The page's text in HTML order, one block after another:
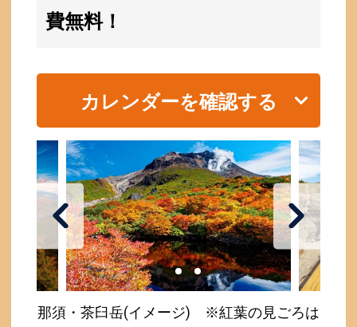
費無料！
カレンダーを確認する
那須・茶臼岳(イメージ) ※紅葉の見ごろは